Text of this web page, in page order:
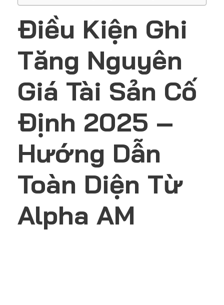
Điều Kiện Ghi
Tăng Nguyên
Giá Tài Sản Cố
Định 2025 –
Hướng Dẫn
Toàn Diện Từ
Alpha AM